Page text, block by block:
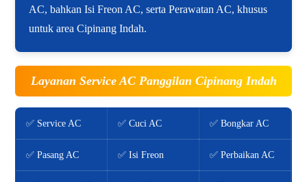
AC, bahkan Isi Freon AC, serta Perawatan AC, khusus
untuk area Cipinang Indah.
Layanan Service AC Panggilan Cipinang Indah
✅ Service AC ✅ Cuci AC ✅ Bongkar AC
✅ Pasang AC ✅ Isi Freon ✅ Perbaikan AC